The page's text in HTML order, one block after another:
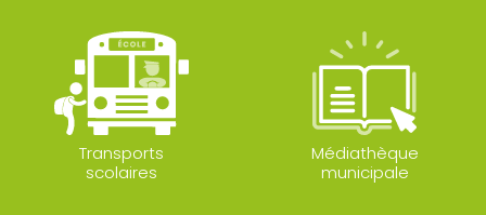
Transports
scolaires
Médiathèque
municipale